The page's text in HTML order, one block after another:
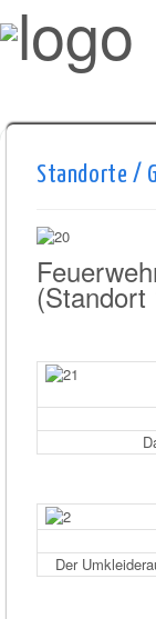
Standorte /
(Standort
Der